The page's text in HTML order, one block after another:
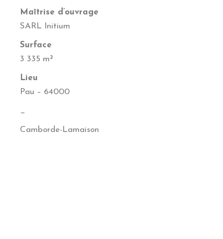
Maîtrise d’ouvrage
SARL Initium
Surface
3 335 m²
Lieu
Pau – 64000
_
Camborde-Lamaison